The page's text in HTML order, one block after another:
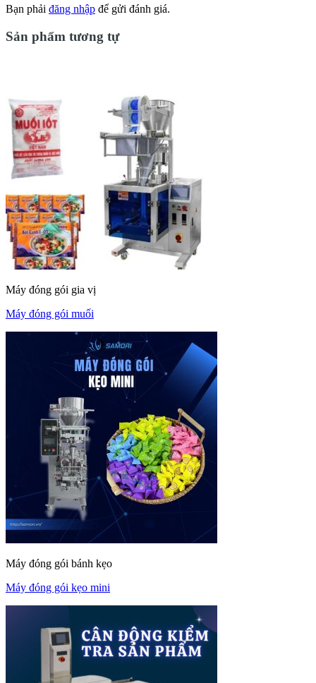
Bạn phải đăng nhập để gửi đánh giá.
Sản phẩm tương tự
Máy đóng gói gia vị
Máy đóng gói muối
Máy đóng gói bánh kẹo
Máy đóng gói kẹo mini